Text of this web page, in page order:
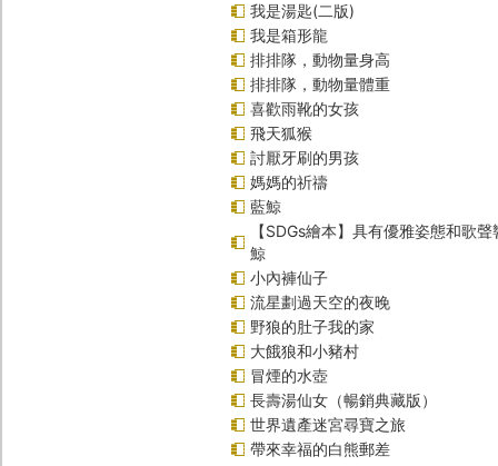
我是湯匙(二版)
我是箱形龍
排排隊，動物量身高
排排隊，動物量體重
喜歡雨靴的女孩
飛天狐猴
討厭牙刷的男孩
媽媽的祈禱
藍鯨
【SDGs繪本】具有優雅姿態和歌
鯨
小內褲仙子
流星劃過天空的夜晚
野狼的肚子我的家
大餓狼和小豬村
冒煙的水壺
長壽湯仙女（暢銷典藏版）
世界遺產迷宮尋寶之旅
帶來幸福的白熊郵差